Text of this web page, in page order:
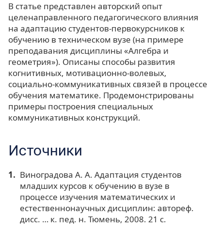
В статье представлен авторский опыт
целенаправленного педагогического влияния
на адаптацию студентов-первокурсников к
обучению в техническом вузе (на примере
преподавания дисциплины «Алгебра и
геометрия»). Описаны способы развития
когнитивных, мотивационно-волевых,
социально-коммуникативных связей в процессе
обучения математике. Продемонстрированы
примеры построения специальных
коммуникативных конструкций.
Источники
Виноградова А. А. Адаптация студентов
младших курсов к обучению в вузе в
процессе изучения математических и
естественнонаучных дисциплин: автореф.
дисс. … к. пед. н. Тюмень, 2008. 21 с.